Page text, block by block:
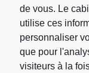
de vous. Le
utilise ces
personnaliser
que pour
visiteurs à la
Rechercher